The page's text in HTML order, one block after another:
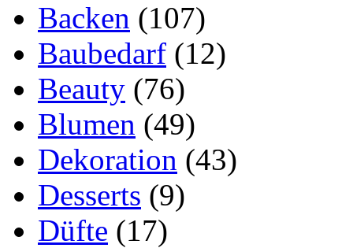
Backen (107)
Baubedarf (12)
Beauty (76)
Blumen (49)
Dekoration (43)
Desserts (9)
Düfte (17)